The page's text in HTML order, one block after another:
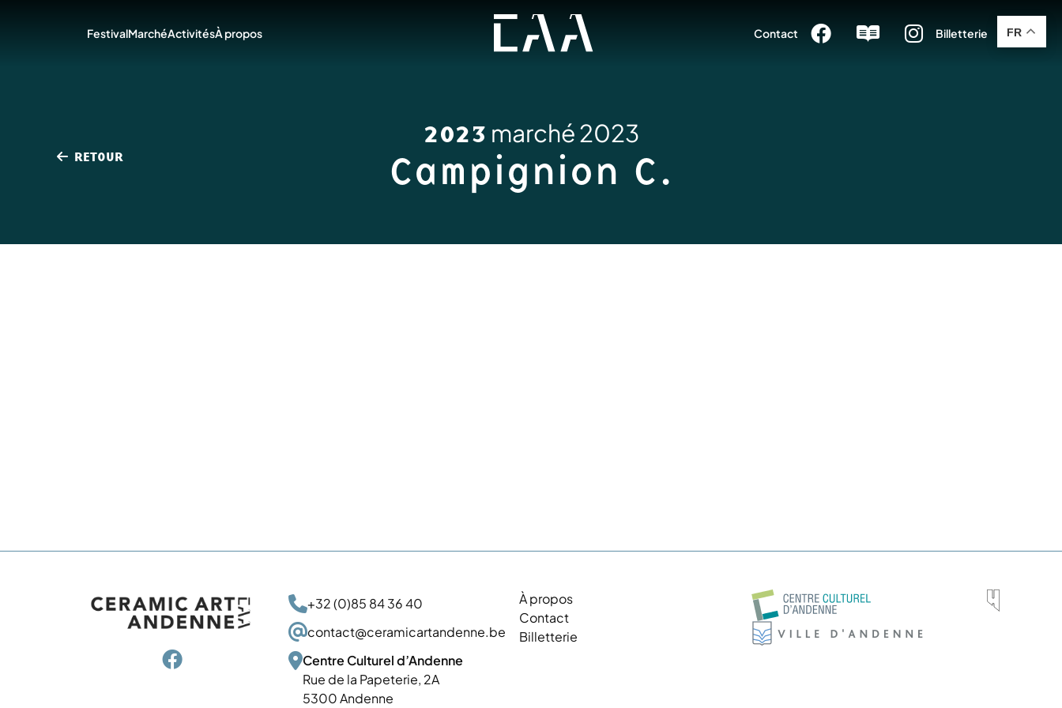
FestivalMarchéActivitésÀ propos Contact    Billetterie
RETOUR
2023 marché 2023
Campignion C.

+32 (0)85 84 36 40
@contact@ceramicartandenne.be
Centre Culturel d’Andenne
Rue de la Papeterie, 2A
5300 Andenne
À propos
Contact
Billetterie
FR